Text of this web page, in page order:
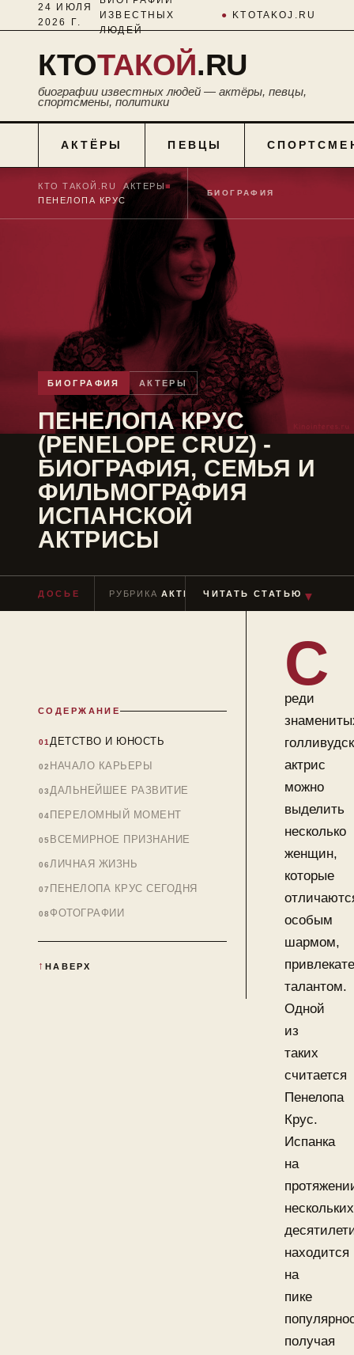
24 ИЮЛЯ
2026 Г.
ИЗВЕСТНЫХ
ЛЮДЕЙ
● KTOTAKOJ.RU
КТОТАКОЙ.RU
биографии известных людей — актёры, певцы,
спортсмены, политики
АКТЁРЫ ПЕВЦЫ
КТО ТАКОЙ.RU ■АКТЕРЫ■
ПЕНЕЛОПА КРУС
БИОГРАФИЯ
БИОГРАФИЯ АКТЕРЫ
ПЕНЕЛОПА КРУС
(PENELOPE CRUZ) -
БИОГРАФИЯ, СЕМЬЯ И
ФИЛЬМОГРАФИЯ
ИСПАНСКОЙ
АКТРИСЫ
ДОСЬЕ РУБРИКААКТЕРЫ ЧТЕНИЕ ≈ 12 МИН
ЧИТАТЬ СТАТЬЮ ▼
СОДЕРЖАНИЕ
ДЕТСТВО И ЮНОСТЬ
НАЧАЛО КАРЬЕРЫ
ДАЛЬНЕЙШЕЕ РАЗВИТИЕ
ПЕРЕЛОМНЫЙ МОМЕНТ
ВСЕМИРНОЕ ПРИЗНАНИЕ
ЛИЧНАЯ ЖИЗНЬ
ПЕНЕЛОПА КРУС СЕГОДНЯ
ФОТОГРАФИИ
НАВЕРХ
С
реди
актрис
можно
выделить
несколько
женщин,
которые
особым
шармом,
талантом.
Одной
из
таких
считается
Пенелопа
Крус.
Испанка
на
нескольких
находится
на
пике
получая